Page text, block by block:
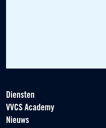
Diensten
VVCS Academy
Nieuws